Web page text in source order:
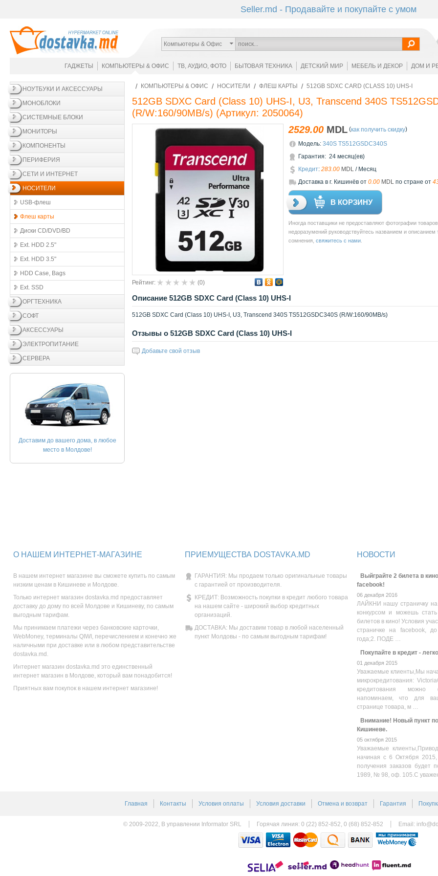
Seller.md - Продавайте и покупайте с умом
Компьютеры & Офис
ГАДЖЕТЫ КОМПЬЮТЕРЫ & ОФИС ТВ, АУДИО, ФОТО БЫТОВАЯ ТЕХНИКА ДЕТСКИЙ МИР МЕБЕЛЬ И ДЕКОР ДОМ И
НОУТБУКИ И АКСЕССУАРЫ
МОНОБЛОКИ
СИСТЕМНЫЕ БЛОКИ
МОНИТОРЫ
КОМПОНЕНТЫ
ПЕРИФЕРИЯ
СЕТИ И ИНТЕРНЕТ
НОСИТЕЛИ
USB-флеш
Флеш карты
Диски CD/DVD/BD
Ext. HDD 2.5"
Ext. HDD 3.5"
HDD Case, Bags
Ext. SSD
ОРГТЕХНИКА
СОФТ
АКСЕССУАРЫ
ЭЛЕКТРОПИТАНИЕ
СЕРВЕРА
Доставим до вашего дома, в любое
место в Молдове!
КОМПЬЮТЕРЫ & ОФИС НОСИТЕЛИ ФЛЕШ КАРТЫ 512GB SDXC CARD (CLASS 10) UHS-I
512GB SDXC Card (Class 10) UHS-I, U3, Transcend 340S
(R/W:160/90MB/s) (Артикул: 2050064)
Рейтинг: (0)
2529.00 MDL (как получить скидку)
Модель: 340S TS512GSDC340S
Гарантия: 24 месяц(ев)
Кредит: 283.00 MDL / Месяц
Доставкa в г. Кишинёв от 0.00 MDL по стране от
В КОРЗИНУ
Иногда поставщики не предоставляют фотографии
недоразумений руководствуйтесь названием и описанием
сомнения, свяжитесь с нами
Описание 512GB SDXC Card (Class 10) UHS-I
512GB SDXC Card (Class 10) UHS-I, U3, Transcend 340S TS512GSDC340S (R/W:160/90MB/s)
Отзывы о 512GB SDXC Card (Class 10) UHS-I
Добавьте свой отзыв
О НАШЕМ ИНТЕРНЕТ-МАГАЗИНЕ
В нашем интернет магазине вы сможете купить по самым
низким ценам в Кишиневе и Молдове.
Только интернет магазин dostavka.md предоставляет
доставку до дому по всей Молдове и Кишиневу, по самым
выгодным тарифам.
Мы принимаем платежи через банковские карточки,
WebMoney, терминалы QIWI, перечислением и конечно же
наличными при доставке или в любом представительстве
dostavka.md.
Интернет магазин dostavka.md это единственный
интернет магазин в Молдове, который вам понадобится!
Приятных вам покупок в нашем интернет магазине!
ПРИЕМУЩЕСТВА DOSTAVKA.MD
ГАРАНТИЯ: Мы продаем только оригинальные товары
с гарантией от производителя.
КРЕДИТ: Возможность покупки в кредит любого товара
на нашем сайте - широкий выбор кредитных
организаций.
ДОСТАВКА: Мы доставим товар в любой населенный
пункт Молдовы - по самым выгодным тарифам!
НОВОСТИ
Выйграйте 2 билета в
facebook!
06 декабря 2016
ЛАЙКНИ нашу страничку
конкурсом и можешь
билетов в кино! Условия
страничке на facebook,
года;2. ПОДЕ …
Покупайте в кредит -
01 декабря 2015
Уважаемые клиенты,Мы
микрокредитования:
кредитования можно
напоминаем, что для
странице товара, м …
Внимание! Новый пункт
Кишиневе.
05 октября 2015
Уважаемые
начиная с 6 Октября
получения заказов будет
1989, № 98, оф. 105.С
Главная Контакты Условия оплаты Условия доставки Отмена и возврат Гарантия
© 2009-2022, В управлении Informator SRL Горячая линия: 0 (22) 852-852, 0 (68) 852-852 Email: